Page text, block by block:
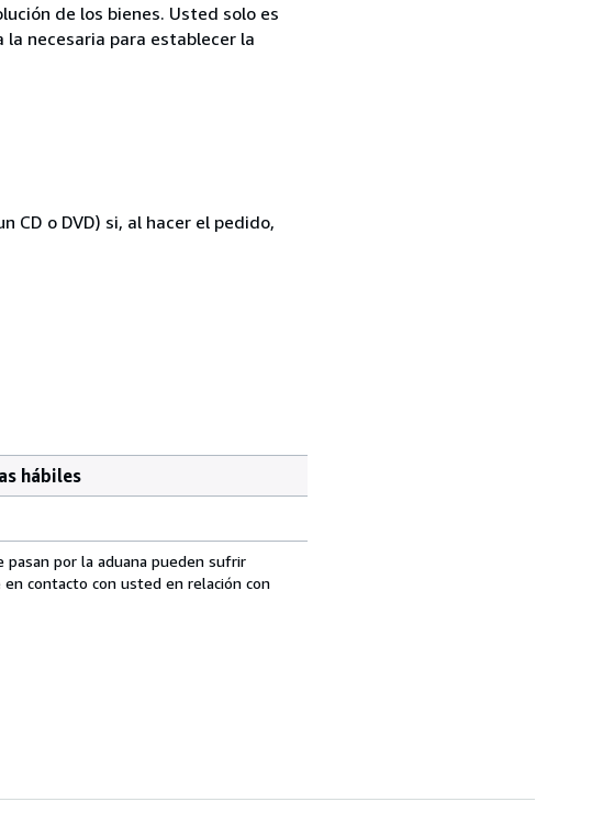
de los bienes. Usted solo es
necesaria para establecer la
o DVD) si, al hacer el pedido,
hábiles
por la aduana pueden sufrir
contacto con usted en relación con